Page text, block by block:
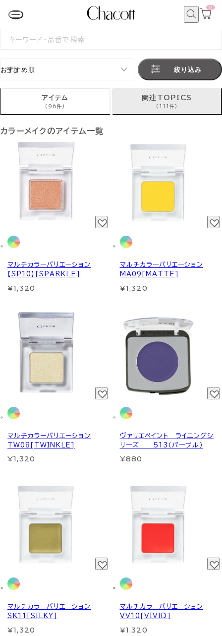
カ
0
検
絞り込み
アイテム
(96件)
関連TOPICS
(111件)
カラーメイクのアイテム一覧
マルチカラーバリエーション
【SP10】[SPARKLE]
¥1,320
マルチカラーバリエーション
MA09[MATTE]
¥1,320
マルチカラーバリエーション
TW08[TWINKLE]
¥1,320
ヴァリエペイント ライニングシ
リーズ 513（パープル）
¥880
マルチカラーバリエーション
SK11[SILKY]
¥1,320
マルチカラーバリエーション
VV10[VIVID]
¥1,320